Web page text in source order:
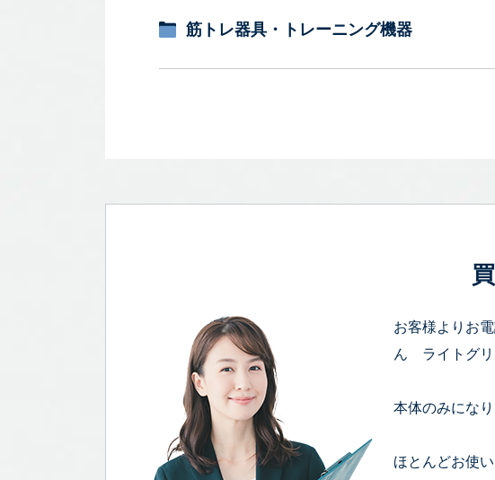
筋トレ器具・トレーニング機器
お客様よりお
ん ライトグ
本体のみにな
ほとんどお使